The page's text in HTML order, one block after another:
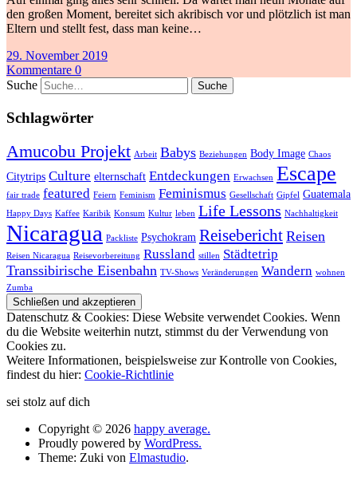
den großen Moment, bereitet sich akribisch vor und plötzlich ist man
Eltern und stellt fest, dass man keine…
29. November 2019
Kommentare 0
Suche
Schlagwörter
Amucobu Projekt Arbeit Babys Beziehungen Body Image Chaos
Citytrips Culture elternschaft Entdeckungen Erwachsen Escape
fair trade featured Feiern Feminism Feminismus Gesellschaft Gipfel Guatemala
Happy Days Kaffee Karibik Konsum Kultur leben Life Lessons Nachhaltigkeit
Nicaragua Packliste Psychokram Reisebericht Reisen
Reisen Nicaragua Reisevorbereitung Russland stillen Städtetrip
Transsibirische Eisenbahn TV-Shows Veränderungen Wandern wohnen
Zumba
Datenschutz & Cookies: Diese Website verwendet Cookies. Wenn
du die Website weiterhin nutzt, stimmst du der Verwendung von
Cookies zu.
Weitere Informationen, beispielsweise zur Kontrolle von Cookies,
findest du hier: Cookie-Richtlinie
sei stolz auf dich
Copyright © 2026 happy average.
Proudly powered by WordPress.
Theme: Zuki von Elmastudio.